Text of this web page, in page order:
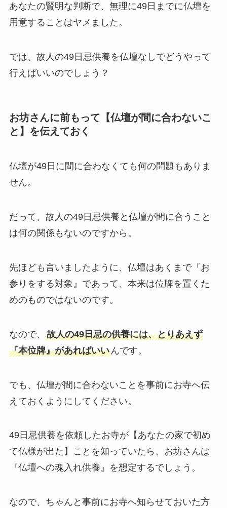
あなたの賢明な判断で、無理に49日までに仏壇を
用意することはヤメました。
では、故人の49日忌供養を仏壇なしでどうやって
行えばいいのでしょう？
お坊さんに前もって【仏壇が間に合わないこ
と】を伝えておく
仏壇が49日に間に合わなくても何の問題もありま
せん。
だって、故人の49日忌供養と仏壇が間に合うこと
は何の関係もないのですから。
先ほども言いましたように、仏壇はあくまで『お
参りをする対象』であって、本来は位牌を置くた
めのものではないのです。
なので、 故人の49日忌の供養には、とりあえず
『本位牌』があればいいんです。
でも、仏壇が間に合わないことを事前にお寺へ伝
えておくようにしてください。
49日忌供養を依頼したお寺が【あなたの家で初め
て仏様が出た】ことを知っていたら、お坊さんは
『仏壇への魂入れ供養』を想定するでしょう。
なので、ちゃんと事前にお寺へ知らせておいた方